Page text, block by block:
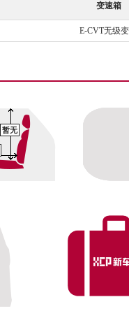
变速箱
E-CVT无级
暂无